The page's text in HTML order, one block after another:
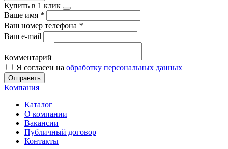
Купить в 1 клик
Ваше имя *
Ваш номер телефона *
Ваш e-mail
Комментарий
Я согласен на обработку персональных данных
Отправить
Компания
Каталог
О компании
Вакансии
Публичный договор
Контакты